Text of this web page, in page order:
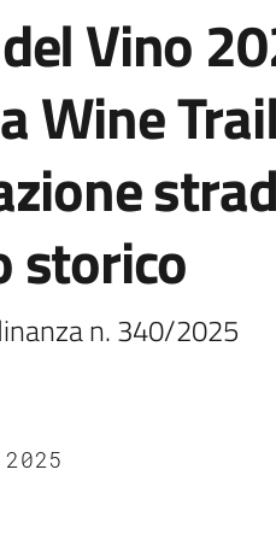
Vino
Wine
storico
n. 340/2025